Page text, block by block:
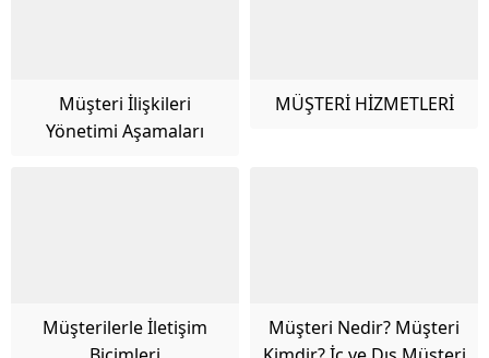
Müşteri İlişkileri
Yönetimi Aşamaları
MÜŞTERİ HİZMETLERİ
Müşterilerle İletişim
Müşteri Nedir? Müşteri